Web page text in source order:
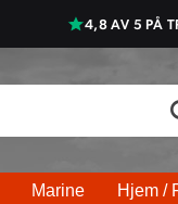
4,8 AV 5 PÅ
Marine Hjem /